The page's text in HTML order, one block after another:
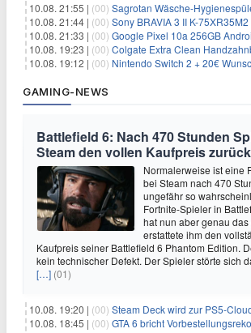
10.08. 21:55 | (00) Sagrotan Wäsche-Hygienespüler
10.08. 21:44 | (00) Sony BRAVIA 3 II K-75XR35M2 75-
10.08. 21:33 | (00) Google Pixel 10a 256GB Android-
10.08. 19:23 | (00) Colgate Extra Clean
10.08. 19:12 | (00) Nintendo Switch 2 + 20€ Wunschgutschein + 50 GB 5G + Alles-Flat im
GAMING-NEWS
Battlefield 6: Nach 470 Stunden
Steam den vollen Kaufpreis zurück
Normalerweise ist eine
bei Steam nach 470
ungefähr so
Fortnite-Spieler in
hat nun aber genau das
erstattete ihm den
Kaufpreis seiner Battlefield 6 Phantom Edition.
kein technischer Defekt. Der Spieler störte sich
[…] (01)
10.08. 19:20 | (00) Steam Deck wird zur PS5-Cloud-Konsole,
10.08. 18:45 | (00) GTA 6 bricht Vorbestellungsrekorde – Take-Two